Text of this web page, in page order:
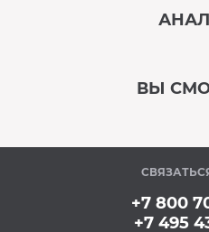
ВЫ
+7 800
+7 495